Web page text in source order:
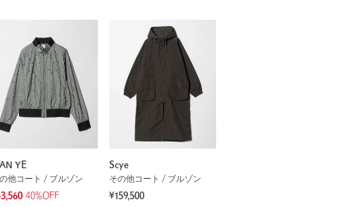
YE
他コート / ブルゾン
40%OFF
Scye
その他コート / ブルゾン
¥159,500